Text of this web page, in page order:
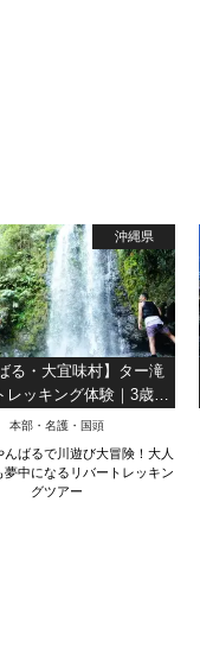
沖縄県
る・大宜味村】ター滝
レッキング体験｜3歳か
・約3時間｜写真＆動
本部・名護・国頭
んばるで川遊び大冒険！大人
夢中になるリバートレッキン
グツアー